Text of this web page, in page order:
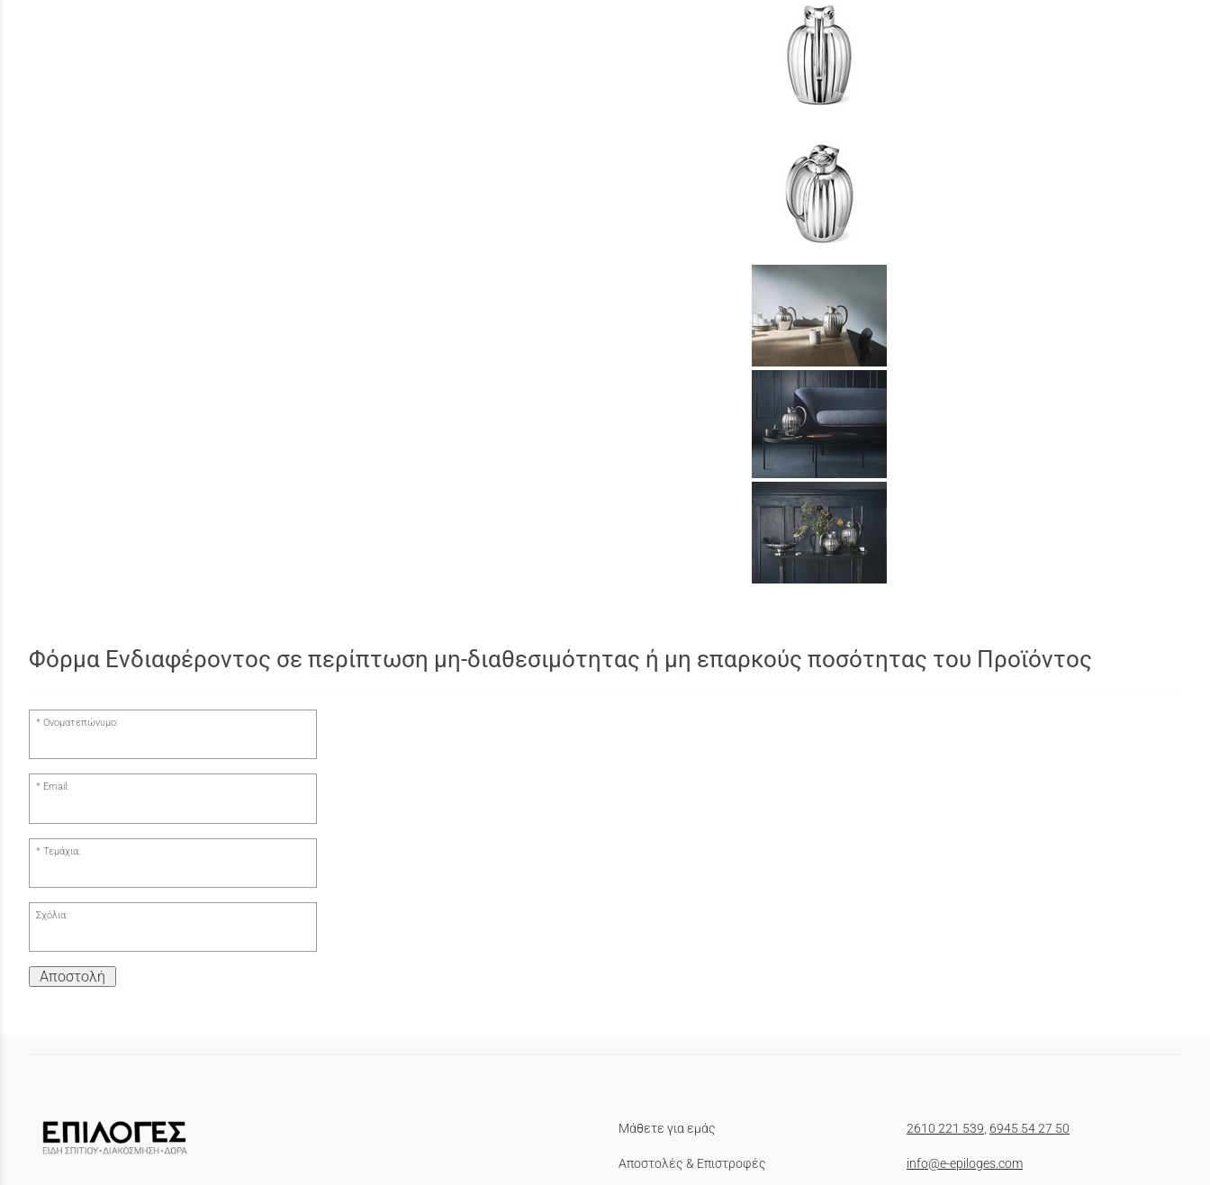
Φόρμα Ενδιαφέροντος σε περίπτωση μη-διαθεσιμότητας ή μη επαρκούς ποσότητας του Προϊόντος
Ονοματεπώνυμο:
Email:
Τεμάχια:
Σχόλια:
Αποστολή
Μάθετε για εμάς
Αποστολές & Επιστροφές
2610 221 539, 6945 54 27 50
info@e-epiloges.com